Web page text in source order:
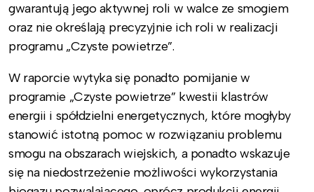
gwarantują jego aktywnej roli w walce ze smogiem
oraz nie określają precyzyjnie ich roli w realizacji
programu „Czyste powietrze”.
W raporcie wytyka się ponadto pomijanie w
programie „Czyste powietrze” kwestii klastrów
energii i spółdzielni energetycznych, które mogłyby
stanowić istotną pomoc w rozwiązaniu problemu
smogu na obszarach wiejskich, a ponadto wskazuje
się na niedostrzeżenie możliwości wykorzystania